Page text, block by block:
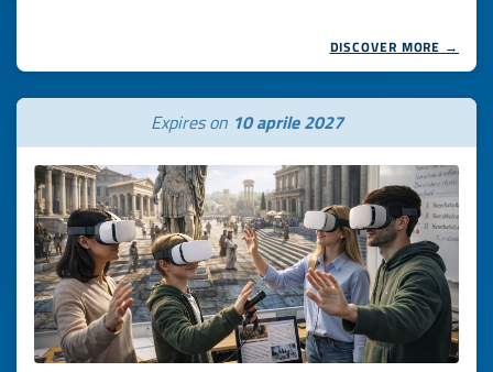
DISCOVER MORE →
Expires on 10 aprile 2027